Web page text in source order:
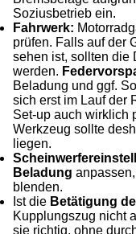
Soziusbetrieb ein.
Fahrwerk:
prüfen. Falls auf der
sehen ist, sollten die
werden.
Beladung und ggf.
sich erst im Lauf der
Set-up auch wirklich
Werkzeug sollte
liegen.
Beladung
blenden.
Ist die Betätigung
Kupplungszug nicht
sie richtig, ohne